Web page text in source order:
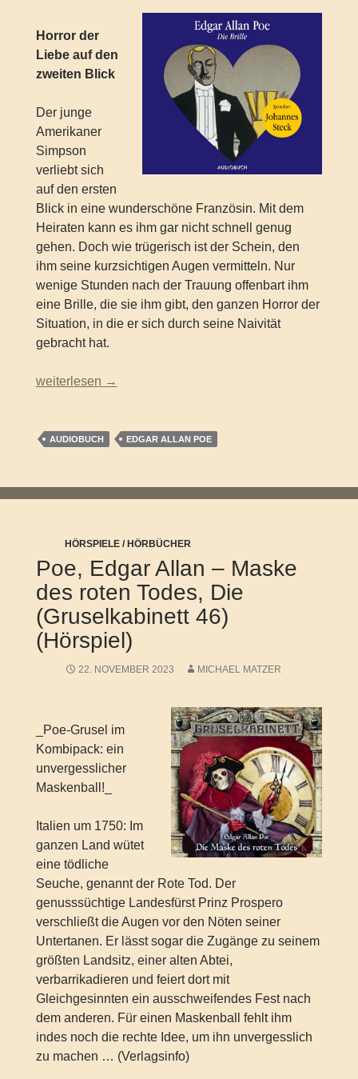
Horror der
Liebe auf den
zweiten Blick
Der junge
Amerikaner
Simpson
verliebt sich
auf den ersten
Blick in eine wunderschöne Französin. Mit dem
Heiraten kann es ihm gar nicht schnell genug
gehen. Doch wie trügerisch ist der Schein, den
ihm seine kurzsichtigen Augen vermitteln. Nur
wenige Stunden nach der Trauung offenbart ihm
eine Brille, die sie ihm gibt, den ganzen Horror der
Situation, in die er sich durch seine Naivität
gebracht hat.
Edgar Allan Poe – Die Brille (Lesung)
weiterlesen →
AUDIOBUCH EDGAR ALLAN POE
HÖRSPIELE / HÖRBÜCHER
Poe, Edgar Allan – Maske
des roten Todes, Die
(Gruselkabinett 46)
(Hörspiel)
22. NOVEMBER 2023 MICHAEL MATZER
_Poe-Grusel im
Kombipack: ein
unvergesslicher
Maskenball!_
Italien um 1750: Im
ganzen Land wütet
eine tödliche
Seuche, genannt der Rote Tod. Der
genusssüchtige Landesfürst Prinz Prospero
verschließt die Augen vor den Nöten seiner
Untertanen. Er lässt sogar die Zugänge zu seinem
größten Landsitz, einer alten Abtei,
verbarrikadieren und feiert dort mit
Gleichgesinnten ein ausschweifendes Fest nach
dem anderen. Für einen Maskenball fehlt ihm
indes noch die rechte Idee, um ihn unvergesslich
zu machen … (Verlagsinfo)